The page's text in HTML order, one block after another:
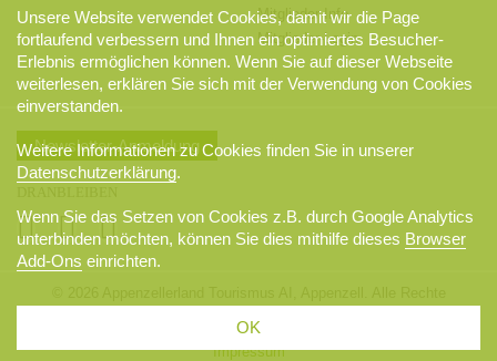
Mitglieder-Info
Mitglieder-Login
Newsletter-Anmeldung
Datenschutzerklärung
Impressum
Unsere Website verwendet Cookies, damit wir die Page
fortlaufend verbessern und Ihnen ein optimiertes Besucher-
Erlebnis ermöglichen können. Wenn Sie auf dieser Webseite
weiterlesen, erklären Sie sich mit der Verwendung von Cookies
einverstanden.
Weitere Informationen zu Cookies finden Sie in unserer
Datenschutzerklärung.
Wenn Sie das Setzen von Cookies z.B. durch Google Analytics
unterbinden möchten, können Sie dies mithilfe dieses Browser
Add-Ons einrichten.
OK